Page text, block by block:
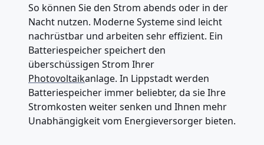
So können Sie den Strom abends oder in der
Nacht nutzen. Moderne Systeme sind leicht
nachrüstbar und arbeiten sehr effizient. Ein
Batteriespeicher speichert den
überschüssigen Strom Ihrer
Photovoltaikanlage. In Lippstadt werden
Batteriespeicher immer beliebter, da sie Ihre
Stromkosten weiter senken und Ihnen mehr
Unabhängigkeit vom Energieversorger bieten.